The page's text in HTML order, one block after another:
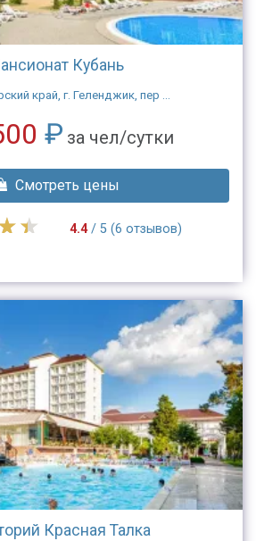
Кубань
край, г. Геленджик, пер ...
₽ за чел/сутки
Смотреть цены
4.4/ 5 (6 отзывов)
Красная Талка